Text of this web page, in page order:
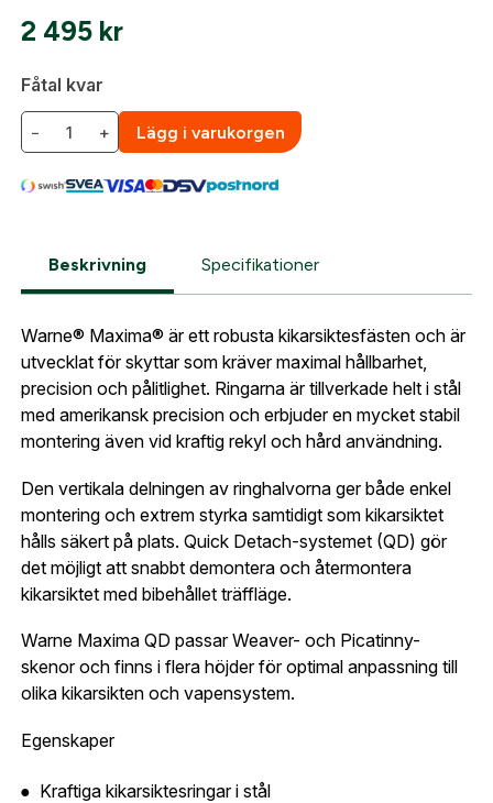
2 495 kr
Fåtal kvar
− + Lägg i varukorgen
Beskrivning Specifikationer
Warne® Maxima® är ett robusta kikarsiktesfästen och är
utvecklat för skyttar som kräver maximal hållbarhet,
precision och pålitlighet. Ringarna är tillverkade helt i stål
med amerikansk precision och erbjuder en mycket stabil
montering även vid kraftig rekyl och hård användning.
Den vertikala delningen av ringhalvorna ger både enkel
montering och extrem styrka samtidigt som kikarsiktet
hålls säkert på plats. Quick Detach-systemet (QD) gör
det möjligt att snabbt demontera och återmontera
kikarsiktet med bibehållet träffläge.
Warne Maxima QD passar Weaver- och Picatinny-
skenor och finns i flera höjder för optimal anpassning till
olika kikarsikten och vapensystem.
Egenskaper
Kraftiga kikarsiktesringar i stål
fakturabetalning och tillgång till orderhistorik.
När du är inloggad hanteras beställningen
automatiskt enligt dina inställningar.
Glömt lösenord?
Skapa konto och handla enklare
Är du företag eller förening?Med ett eget
konto hos oss får du snabbare utcheckning,
uppgifter.
Är du en förening eller ett företag? Kontakta
Org. nummer
Leverans & fakturaadress
Postnummer:*
Ort:*
Telefon:*
Land:*
E-post:*
så fort den här produkten är tillbaka i vårt
sortiment.
Warne Maxima stålringar 36 mm QD
Medium weaver
E-post adress
Jag godkänner att mina uppgifter sparas enligt
integritetspolicyn .
Bevaka